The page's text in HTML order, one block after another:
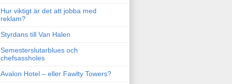
Hur viktigt är det att jobba med
reklam?
Styrdans till Van Halen
Semesterslutarblues och
chefsassholes
Avalon Hotel – eller Fawlty Towers?